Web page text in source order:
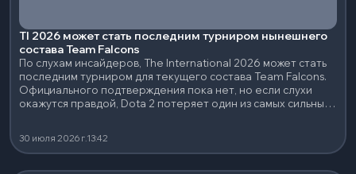
TI 2026 может стать последним турниром нынешнего
состава Team Falcons
По слухам инсайдеров, The International 2026 может стать
последним турниром для текущего состава Team Falcons.
Официального подтверждения пока нет, но если слухи
окажутся правдой, Dota 2 потеряет один из самых сильных
30 июля 2026 г.13:42